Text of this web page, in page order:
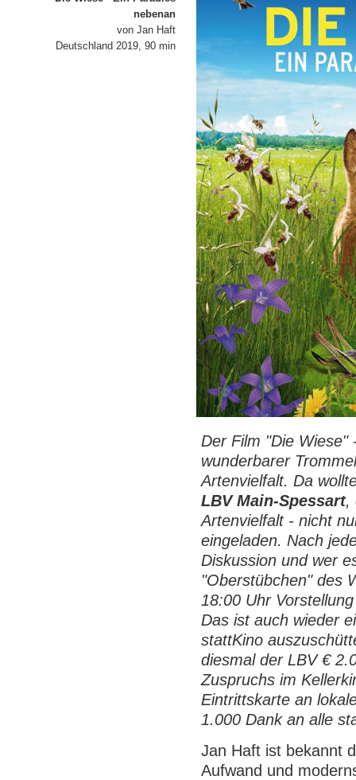
nebenan
von Jan Haft
Deutschland 2019, 90 min
Der Film "Die
wunderbarer
Artenvielfalt. Da
LBV Main-Spessart,
Artenvielfalt - nicht
eingeladen. Nach
Diskussion und wer
"Oberstübchen" des
18:00 Uhr
Das ist auch wieder
stattKino
diesmal der LBV €
Zuspruchs im
Eintrittskarte an
1.000 Dank an alle
Jan Haft ist bekannt
Aufwand und